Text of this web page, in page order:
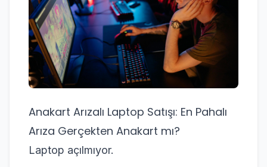
Anakart Arızalı Laptop Satışı: En Pahalı
Arıza Gerçekten Anakart mı?
Laptop açılmıyor.